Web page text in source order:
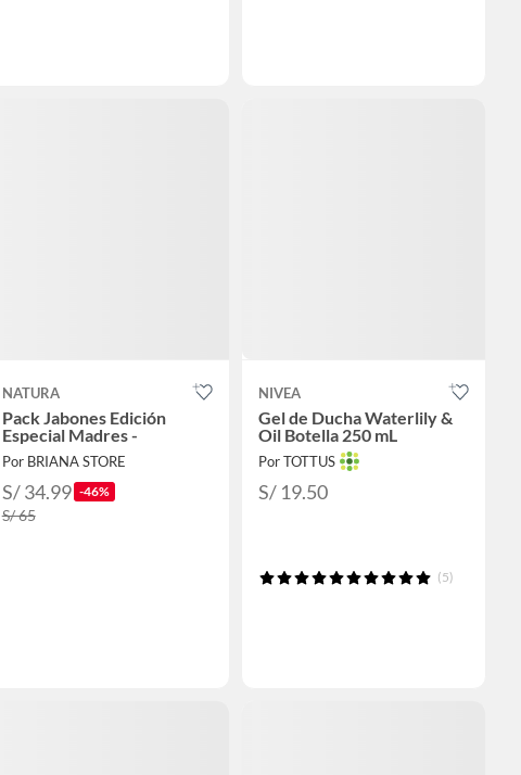
NATURA
Pack Jabones Edición
Especial Madres -
Por BRIANA STORE
S/ 34.99 -46%
S/ 65
NIVEA
Gel de Ducha Waterlily &
Oil Botella 250 mL
Por TOTTUS
S/ 19.50
(5)